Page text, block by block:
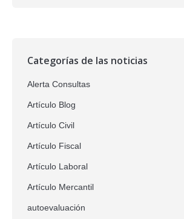
Categorías de las noticias
Alerta Consultas
Artículo Blog
Artículo Civil
Artículo Fiscal
Artículo Laboral
Artículo Mercantil
autoevaluación